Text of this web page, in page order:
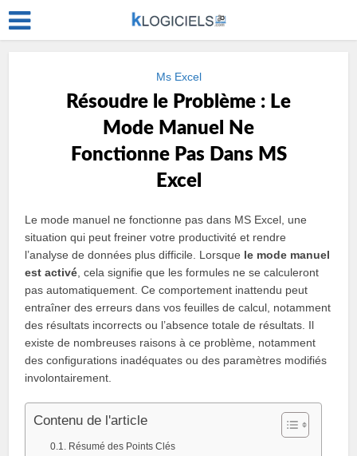
Ms Excel
Résoudre le Problème : Le
Mode Manuel Ne
Fonctionne Pas Dans MS
Excel
Le mode manuel ne fonctionne pas dans MS Excel, une
situation qui peut freiner votre productivité et rendre
l’analyse de données plus difficile. Lorsque le mode manuel
est activé , cela signifie que les formules ne se calculeront
pas automatiquement. Ce comportement inattendu peut
entraîner des erreurs dans vos feuilles de calcul, notamment
des résultats incorrects ou l’absence totale de résultats. Il
existe de nombreuses raisons à ce problème, notamment
des configurations inadéquates ou des paramètres modifiés
involontairement.
Contenu de l'article
Résumé des Points Clés